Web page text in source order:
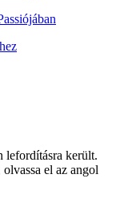
lefordításra került.
el az angol